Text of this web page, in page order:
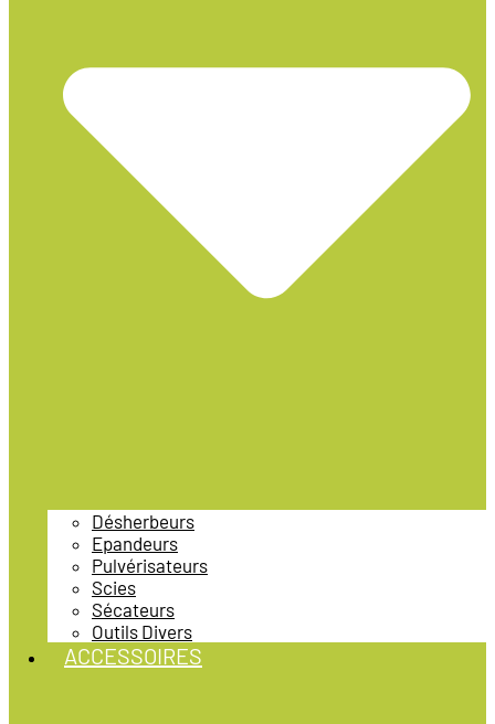
Désherbeurs
Epandeurs
Pulvérisateurs
Scies
Sécateurs
Outils Divers
ACCESSOIRES